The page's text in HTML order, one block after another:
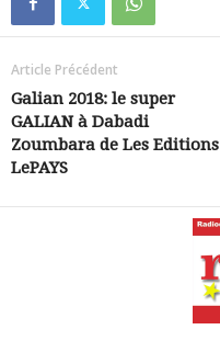
Article Précédent
Galian 2018: le super
GALIAN à Dabadi
Zoumbara de Les Editions
LePAYS